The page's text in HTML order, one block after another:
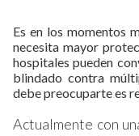
Es en los momentos
necesita mayor
hospitales pueden
blindado contra
debe preocuparte es
Actualmente con